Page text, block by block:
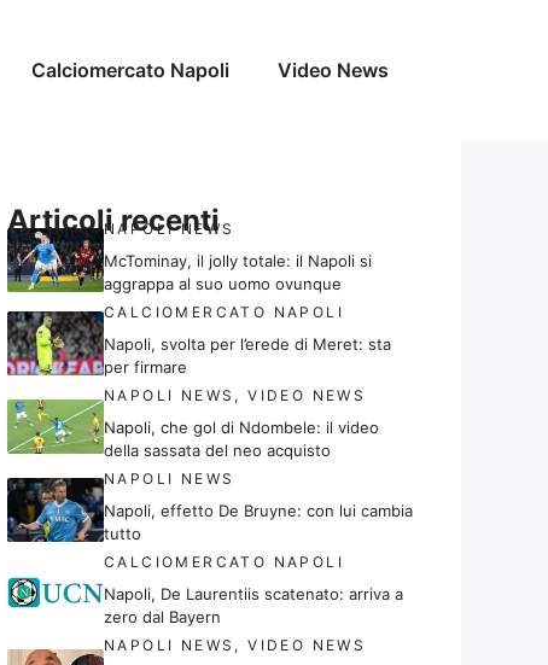
Calciomercato Napoli Video News
Articoli recenti
NAPOLI NEWS
McTominay, il jolly totale: il Napoli si
aggrappa al suo uomo ovunque
CALCIOMERCATO NAPOLI
Napoli, svolta per l’erede di Meret: sta
per firmare
NAPOLI NEWS ,VIDEO NEWS
Napoli, che gol di Ndombele: il video
della sassata del neo acquisto
NAPOLI NEWS
Napoli, effetto De Bruyne: con lui cambia
tutto
CALCIOMERCATO NAPOLI
Napoli, De Laurentiis scatenato: arriva a
zero dal Bayern
NAPOLI NEWS ,VIDEO NEWS